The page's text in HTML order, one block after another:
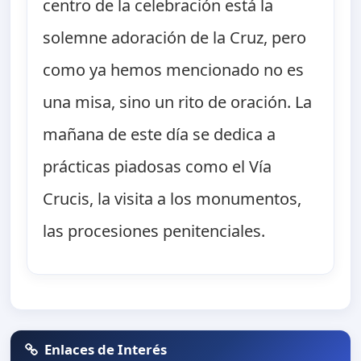
centro de la celebración está la
solemne adoración de la Cruz, pero
como ya hemos mencionado no es
una misa, sino un rito de oración. La
mañana de este día se dedica a
prácticas piadosas como el Vía
Crucis, la visita a los monumentos,
las procesiones penitenciales.
Enlaces de Interés